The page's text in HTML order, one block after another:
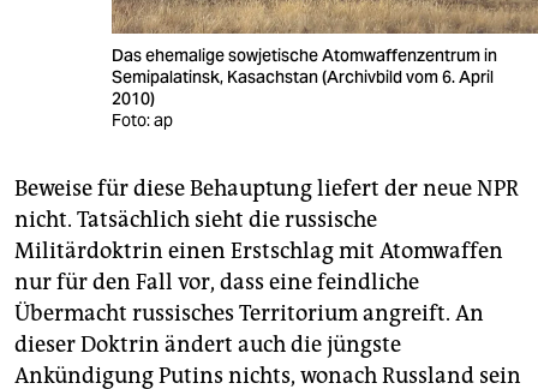
Das ehemalige sowjetische Atomwaffenzentrum in
Semipalatinsk, Kasachstan (Archivbild vom 6. April
2010)
Foto: ap
Beweise für diese Behauptung liefert der neue NPR
nicht. Tatsächlich sieht die russische
Militärdoktrin einen Erstschlag mit Atomwaffen
nur für den Fall vor, dass eine feindliche
Übermacht russisches Territorium angreift. An
dieser Doktrin ändert auch die jüngste
Ankündigung Putins nichts, wonach Russland sein